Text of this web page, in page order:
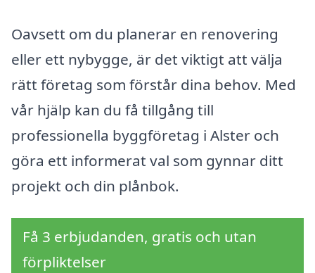
Oavsett om du planerar en renovering
eller ett nybygge, är det viktigt att välja
rätt företag som förstår dina behov. Med
vår hjälp kan du få tillgång till
professionella byggföretag i Alster och
göra ett informerat val som gynnar ditt
projekt och din plånbok.
Få 3 erbjudanden, gratis och utan
förpliktelser